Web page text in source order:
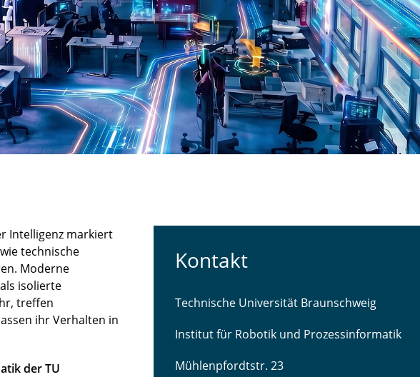
Intelligenz markiert
technische
Moderne
isolierte
treffen
ihr Verhalten in
der TU
Kontakt
Technische Universität Braunschweig
Institut für Robotik und Prozessinformatik
Mühlenpfordtstr. 23